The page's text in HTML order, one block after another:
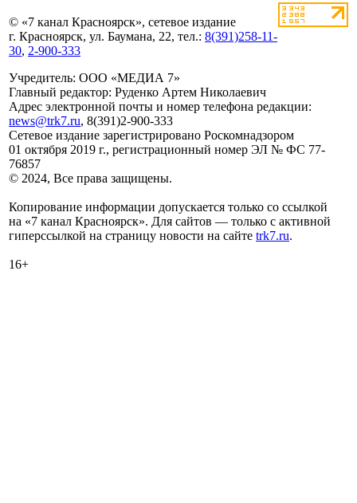
© «7 канал Красноярск», сетевое издание
г. Красноярск, ул. Баумана, 22, тел.: 8(391)258-11-
30, 2-900-333
Учредитель: ООО «МЕДИА 7»
Главный редактор: Руденко Артем Николаевич
Адрес электронной почты и номер телефона редакции:
news@trk7.ru, 8(391)2-900-333
Сетевое издание зарегистрировано Роскомнадзором
01 октября 2019 г., регистрационный номер ЭЛ № ФС 77-
76857
© 2024, Все права защищены.
Копирование информации допускается только со ссылкой
на «7 канал Красноярск». Для сайтов — только с активной
гиперссылкой на страницу новости на сайте trk7.ru.
16+